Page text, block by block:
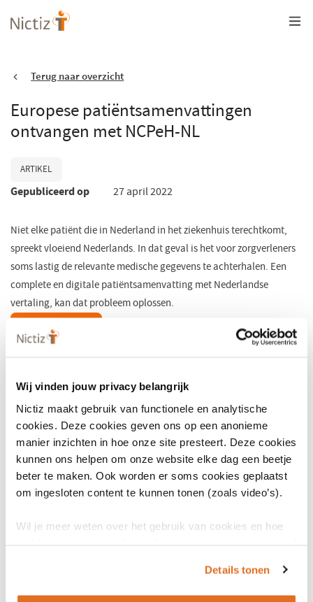
Wij vinden jouw privacy belangrijk
Nictiz maakt gebruik van functionele en analytische
cookies. Deze cookies geven ons op een anonieme
manier inzichten in hoe onze site presteert. Deze cookies
kunnen ons helpen om onze website elke dag een beetje
beter te maken. Ook worden er soms cookies geplaatst
om ingesloten content te kunnen tonen (zoals video’s).
Wil je meer weten over het gebruik van cookies en hoe
Details tonen
Overslaan
en
gaanTerug naar overzicht
Europese patiëntsamenvattingen
ontvangen met NCPeH-NL
ARTIKEL
Gepubliceerd op 27 april 2022
Niet elke patiënt die in Nederland in het ziekenhuis terechtkomt,
spreekt vloeiend Nederlands. In dat geval is het voor zorgverleners
soms lastig de relevante medische gegevens te achterhalen. Een
complete en digitale patiëntsamenvatting met Nederlandse
vertaling, kan dat probleem oplossen.
Bekijk artikel